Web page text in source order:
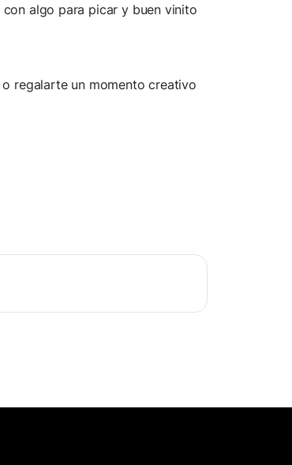
algo para picar y buen vinito
regalarte un momento creativo